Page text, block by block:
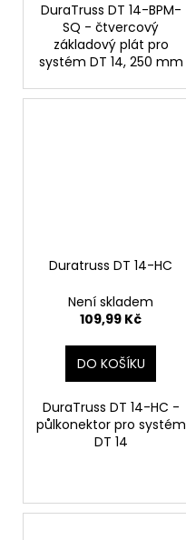
DuraTruss DT 14-BPM-
SQ - čtvercový
základový plát pro
systém DT 14, 250 mm
Duratruss DT 14-HC
Není skladem
109,99 Kč
DO KOŠÍKU
DuraTruss DT 14-HC -
půlkonektor pro systém
DT 14